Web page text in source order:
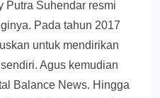
Putra Suhendar resmi
Pada tahun 2017
untuk mendirikan
Agus kemudian
Balance News. Hingga